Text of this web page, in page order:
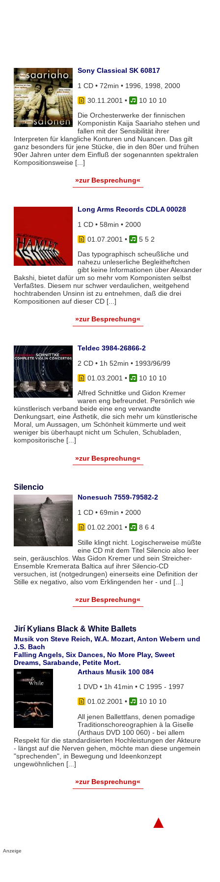
Sony Classical SK 60817
1 CD • 72min • 1996, 1998, 2000
30.11.2001 •
10 10 10
Die Orchesterwerke der finnischen
Komponistin Kaija Saariaho stehen und
fallen mit der Sensibilität ihrer
Interpreten für klangliche Konturen und Nuancen. Das gilt
ganz besonders für jene Stücke, die in den 80er und frühen
90er Jahren unter dem Einfluß der sogenannten spektralen
Kompositionsweise [...]
»zur Besprechung«
Long Arms Records CDLA 00028
1 CD • 58min • 2000
01.07.2001 •
5 5 2
Das typographisch scheußliche und
nahezu unleserliche Begleitheftchen
gibt keine Informationen über Alexander
Bakshi, bietet dafür um so mehr vom Komponisten selbst
Verfaßtes. Diesem nur schwer verdaulichen, weitgehend
hochtrabenden Unsinn ist zu entnehmen, daß die drei
Kompositionen auf dieser CD [...]
»zur Besprechung«
Teldec 3984-26866-2
2 CD • 1h 52min • 1993/96/99
01.03.2001 •
10 10 10
Alfred Schnittke und Gidon Kremer
waren eng befreundet. Persönlich wie
künstlerisch verband beide eine eng verwandte
Denkungsart, eine Ästhetik, die sich mehr um künstlerische
Moral, um Aussagen, um Schönheit kümmerte und weit
weniger bis überhaupt nicht um Schulen, Schubladen,
kompositorische [...]
»zur Besprechung«
Silencio
Nonesuch 7559-79582-2
1 CD • 69min • 2000
01.02.2001 •
8 6 4
Stille klingt nicht. Logischerweise müßte
eine CD mit dem Titel Silencio also leer
sein, geräuschlos. Was Gidon Kremer und sein Streicher-
Ensemble Kremerata Baltica auf ihrer Silencio-CD
versuchen, ist (notgedrungen) einerseits eine Definition der
Stille ex negativo, also vom Erklingenden her - und [...]
»zur Besprechung«
Jirí Kylians Black & White Ballets
Musik von Steve Reich, W.A. Mozart, Anton Webern und
J.S. Bach
Falling Angels, Six Dances, No More Play, Sweet
Dreams, Sarabande, Petite Mort.
Arthaus Musik 100 084
1 DVD • 1h 41min • C 1995 - 1997
01.02.2001 •
10 10 10
All jenen Ballettfans, denen pomadige
Traditionschoreographien à la Giselle
(Arthaus DVD 100 060) - bei allem
Respekt für die standardisierten Hochleistungen der Akteure
- längst auf die Nerven gehen, möchte man diese ungemein
"sprechenden", in Bewegung und Ideenkonzept
ungewöhnlichen [...]
»zur Besprechung«
▲
Anzeige